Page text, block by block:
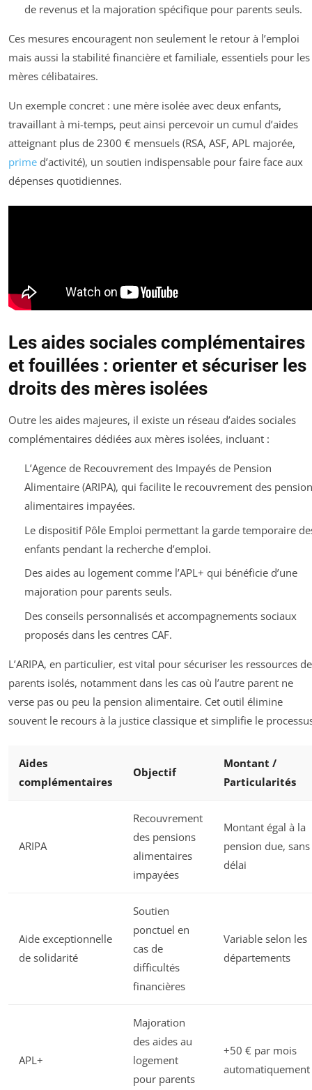
de revenus et la majoration spécifique pour parents seuls.
Ces mesures encouragent non seulement le retour à l’emploi
mais aussi la stabilité financière et familiale, essentiels pour les
mères célibataires.
Un exemple concret : une mère isolée avec deux enfants,
travaillant à mi-temps, peut ainsi percevoir un cumul d’aides
atteignant plus de 2300 € mensuels (RSA, ASF, APL majorée,
prime d’activité), un soutien indispensable pour faire face aux
dépenses quotidiennes.
Les aides sociales complémentaires
et fouillées : orienter et sécuriser les
droits des mères isolées
Outre les aides majeures, il existe un réseau d’aides sociales
complémentaires dédiées aux mères isolées, incluant :
L’Agence de Recouvrement des Impayés de Pension
Alimentaire (ARIPA), qui facilite le recouvrement des
alimentaires impayées.
Le dispositif Pôle Emploi permettant la garde temporaire
enfants pendant la recherche d’emploi.
Des aides au logement comme l’APL+ qui bénéficie d’une
majoration pour parents seuls.
Des conseils personnalisés et accompagnements sociaux
proposés dans les centres CAF.
L’ARIPA, en particulier, est vital pour sécuriser les ressources
parents isolés, notamment dans les cas où l’autre parent ne
verse pas ou peu la pension alimentaire. Cet outil élimine
souvent le recours à la justice classique et simplifie le
Aides
complémentaires
Objectif
Montant /
Particularités
ARIPA
Recouvrement
des pensions
alimentaires
impayées
Montant égal à la
pension due, sans
délai
Aide exceptionnelle
de solidarité
Soutien
ponctuel en
cas de
difficultés
financières
Variable selon les
départements
APL+
Majoration
des aides au
logement
pour parents
+50 € par mois
automatiquement